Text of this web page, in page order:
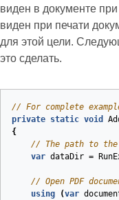
виден в документе
виден при печати
для этой цели.
это сделать.
// For complete
private static void
{
// The path to the
var dataDir =
// Open PDF
using
(var